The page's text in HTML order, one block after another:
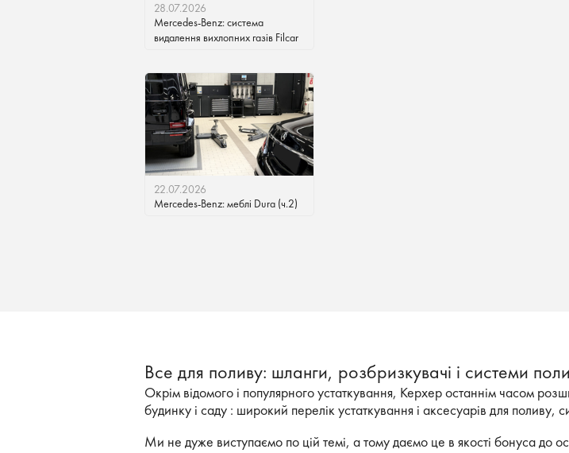
28.07.2026
Mercedes-Benz: система
видалення вихлопних газів Filcar
22.07.2026
Mercedes-Benz: меблі Dura (ч.2)
Все для поливу: шланги, розбризкувачі і системи
Окрім відомого і популярного устаткування, Керхер останнім часом
будинку і саду : широкий перелік устаткування і аксесуарів для поливу,
Ми не дуже виступаємо по цій темі, а тому даємо це в якості бонуса до